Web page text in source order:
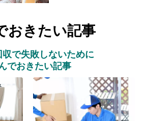
おきたい記事
で失敗しないために
でおきたい記事